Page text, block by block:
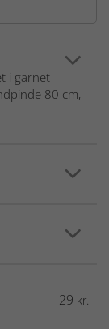
i garnet
80 cm,
29 kr.